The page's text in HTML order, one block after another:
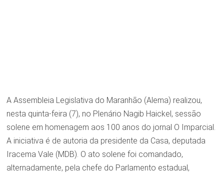
A Assembleia Legislativa do Maranhão (Alema) realizou,
nesta quinta-feira (7), no Plenário Nagib Haickel, sessão
solene em homenagem aos 100 anos do jornal O Imparcial.
A iniciativa é de autoria da presidente da Casa, deputada
Iracema Vale (MDB). O ato solene foi comandado,
alternadamente, pela chefe do Parlamento estadual,